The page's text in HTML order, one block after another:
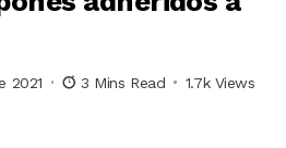
2021 3 Mins Read 1.7k Views